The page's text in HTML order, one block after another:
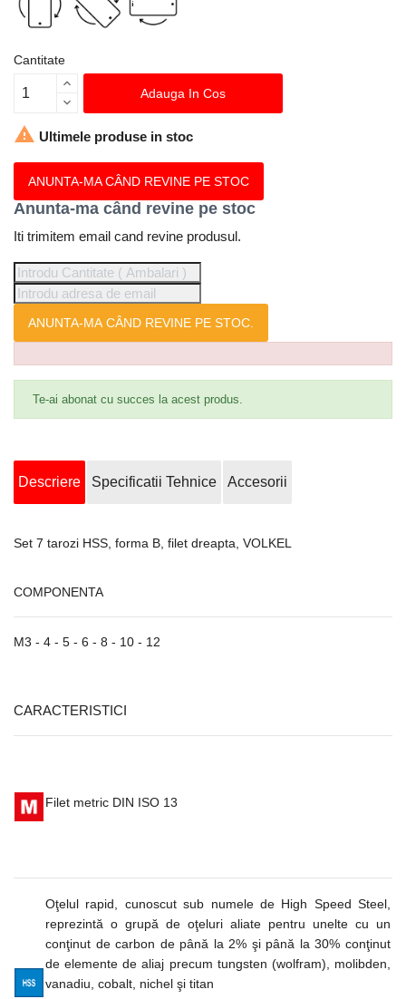
Cantitate
Adauga In Cos
 Ultimele produse in stoc
ANUNTA-MA CÂND REVINE PE STOC
Anunta-ma când revine pe stoc
Iti trimitem email cand revine produsul.
ANUNTA-MA CÂND REVINE PE STOC.
Te-ai abonat cu succes la acest produs.
Descriere Specificatii Tehnice Accesorii
Set 7 tarozi HSS, forma B, filet dreapta, VOLKEL
COMPONENTA
M3 - 4 - 5 - 6 - 8 - 10 - 12
CARACTERISTICI
Filet metric DIN ISO 13
Oţelul rapid, cunoscut sub numele de High Speed Steel,
reprezintă o grupă de oţeluri aliate pentru unelte cu un
conţinut de carbon de până la 2% şi până la 30% conţinut
de elemente de aliaj precum tungsten (wolfram), molibden,
vanadiu, cobalt, nichel şi titan